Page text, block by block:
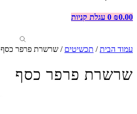
₪0.00
0 עגלת קניות
עמוד הבית/ תכשיטים / שרשרת פרפר כסף
שרשרת פרפר כסף